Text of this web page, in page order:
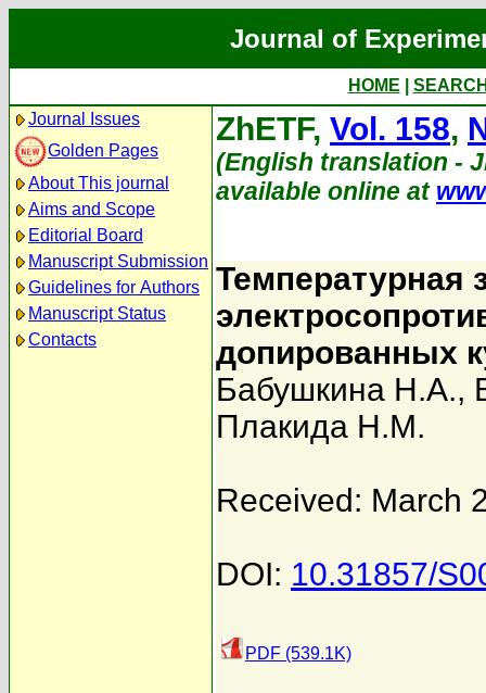
Journal of
HOME
Journal Issues
Golden Pages
About This journal
Aims and Scope
Editorial Board
Manuscript Submission
Guidelines for Authors
Manuscript Status
Contacts
ZhETF, Vol. 158,
(English translation -
available online at
Температурная
допированных
Бабушкина Н.А.,
Плакида Н.М.
Received: March
DOI: 10.31857/
PDF (539.1K)